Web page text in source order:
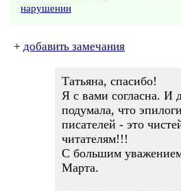
нарушении
+ добавить замечания
Татьяна, спасибо!
Я с вами согласна. И
подумала, что
писателей - это
читателям!!!
С большим
Марта.